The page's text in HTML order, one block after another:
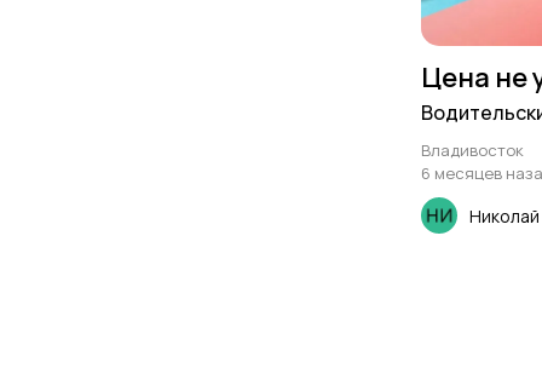
Цена не
Владивосток
6 месяцев
Николай